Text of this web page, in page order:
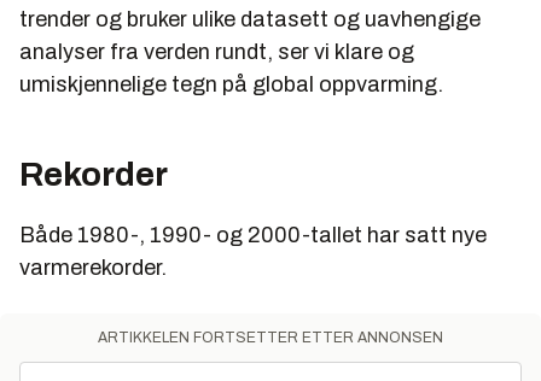
trender og bruker ulike datasett og uavhengige
analyser fra verden rundt, ser vi klare og
umiskjennelige tegn på global oppvarming.
Rekorder
Både 1980-, 1990- og 2000-tallet har satt nye
varmerekorder.
ARTIKKELEN FORTSETTER ETTER ANNONSEN